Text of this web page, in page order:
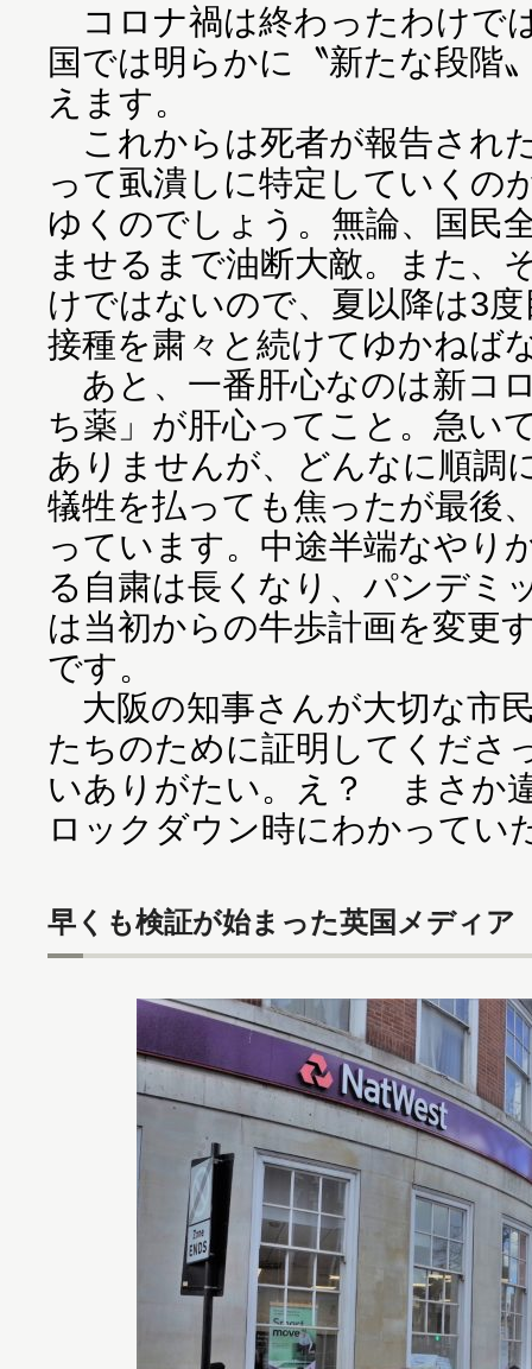
コロナ禍は終わったわけで
国では明らかに〝新たな段階
えます。
これからは死者が報告され
って虱潰しに特定していくの
ゆくのでしょう。無論、国民
ませるまで油断大敵。また、
けではないので、夏以降は3
接種を粛々と続けてゆかねば
あと、一番肝心なのは新コ
ち薬」が肝心ってこと。急い
ありませんが、どんなに順調
犠牲を払っても焦ったが最後
っています。中途半端なやり
る自粛は長くなり、パンデミ
は当初からの牛歩計画を変更
です。
大阪の知事さんが大切な市
たちのために証明してくださ
いありがたい。え？ まさか
ロックダウン時にわかってい
早くも検証が始まった英国メディア